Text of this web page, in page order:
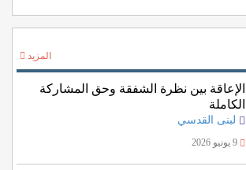
المزيد
الإعاقة بين نظرة الشفقة وحق المشاركة
الكاملة
لبنى القدسي
9 يونيو 2026